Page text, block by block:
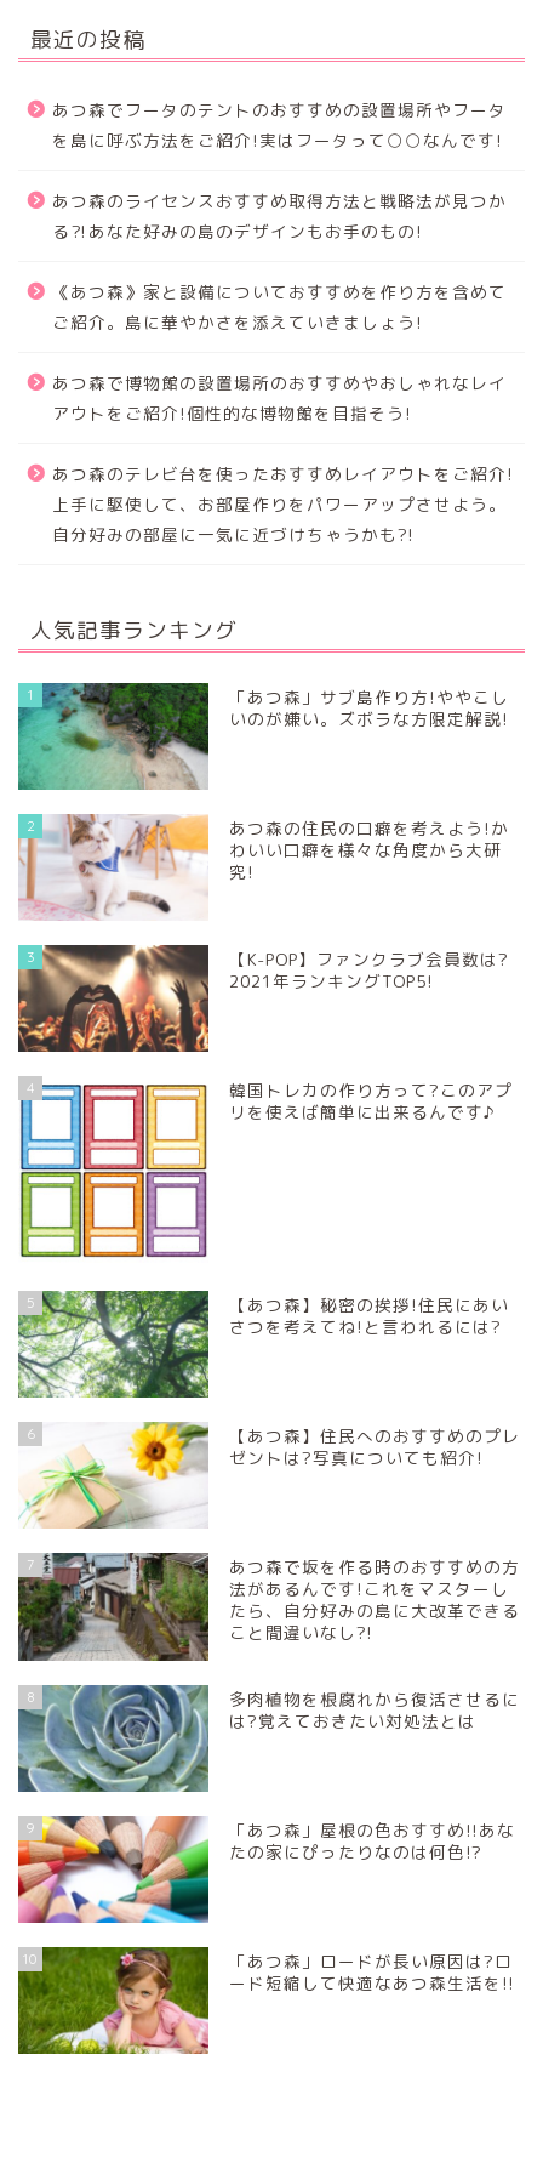
最近の投稿
あつ森でフータのテントのおすすめの設置場所やフータ
を島に呼ぶ方法をご紹介!実はフータって○○なんです!
あつ森のライセンスおすすめ取得方法と戦略法が見つか
る⁈あなた好みの島のデザインもお手のもの!
《あつ森》家と設備についておすすめを作り方を含めて
ご紹介。島に華やかさを添えていきましょう!
あつ森で博物館の設置場所のおすすめやおしゃれなレイ
アウトをご紹介!個性的な博物館を目指そう!
あつ森のテレビ台を使ったおすすめレイアウトをご紹介!
上手に駆使して、お部屋作りをパワーアップさせよう。
自分好みの部屋に一気に近づけちゃうかも?!
人気記事ランキング
1
「あつ森」サブ島作り方!ややこし
いのが嫌い。ズボラな方限定解説!
2
あつ森の住民の口癖を考えよう!か
わいい口癖を様々な角度から大研
究!
3
【K-POP】ファンクラブ会員数は?
2021年ランキングTOP5!
4
韓国トレカの作り方って?このアプ
リを使えば簡単に出来るんです♪
5
【あつ森】秘密の挨拶!住民にあい
さつを考えてね!と言われるには?
6
【あつ森】住民へのおすすめのプレ
ゼントは?写真についても紹介!
7
あつ森で坂を作る時のおすすめの方
法があるんです!これをマスターし
たら、自分好みの島に大改革できる
こと間違いなし?!
8
多肉植物を根腐れから復活させるに
は?覚えておきたい対処法とは
9
「あつ森」屋根の色おすすめ!!あな
たの家にぴったりなのは何色!?
10
「あつ森」ロードが長い原因は?ロ
ード短縮して快適なあつ森生活を!!